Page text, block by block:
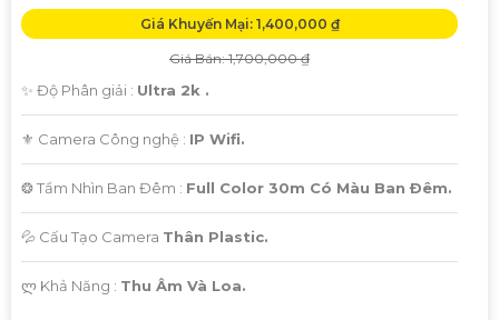
Giá Khuyến Mại: 1,400,000 ₫
Giá Bán: 1,700,000 ₫
✨ Độ Phân giải : Ultra 2k .
⚜️ Camera Công nghệ : IP Wifi.
❂ Tầm Nhìn Ban Đêm : Full Color 30m Có Màu Ban Ðêm.
💦 Cấu Tạo Camera Thân Plastic.
️ლ Khả Năng : Thu Âm Và Loa.